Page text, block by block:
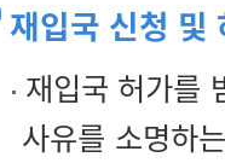
재입국 신청 및
재입국 허가를
사유를 소명하